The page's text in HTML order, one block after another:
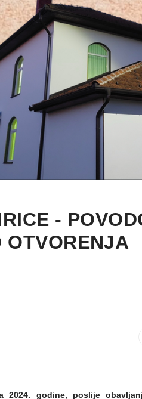
-
OTVORENJA
2024. godine, poslije